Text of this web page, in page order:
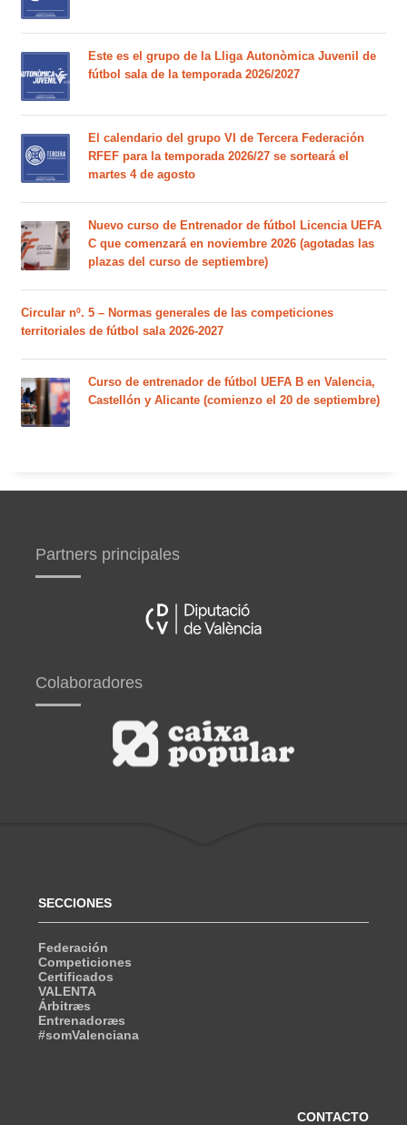
Este es el grupo de la Lliga Autonòmica Juvenil de
fútbol sala de la temporada 2026/2027
El calendario del grupo VI de Tercera Federación
RFEF para la temporada 2026/27 se sorteará el
martes 4 de agosto
Nuevo curso de Entrenador de fútbol Licencia UEFA
C que comenzará en noviembre 2026 (agotadas las
plazas del curso de septiembre)
Circular nº. 5 – Normas generales de las competiciones
territoriales de fútbol sala 2026-2027
Curso de entrenador de fútbol UEFA B en Valencia,
Castellón y Alicante (comienzo el 20 de septiembre)
Partners principales
Colaboradores
SECCIONES
Federación
Competiciones
Certificados
VALENTA
Árbitræs
Entrenadoræs
#somValenciana
CONTACTO